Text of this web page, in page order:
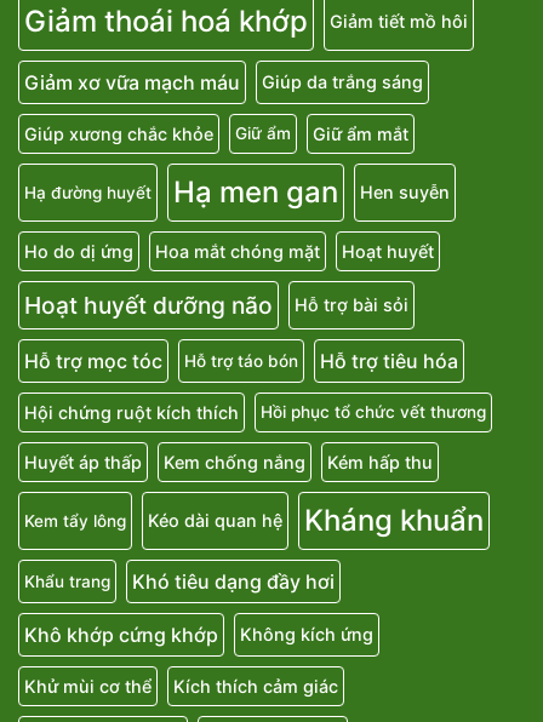
Giảm thoái hoá khớp Giảm tiết mồ hôi
Giảm xơ vữa mạch máu Giúp da trắng sáng
Giúp xương chắc khỏe Giữ ẩm Giữ ẩm mắt
Hạ đường huyết Hạ men gan Hen suyễn
Ho do dị ứng Hoa mắt chóng mặt Hoạt huyết
Hoạt huyết dưỡng não Hỗ trợ bài sỏi
Hỗ trợ mọc tóc Hỗ trợ táo bón Hỗ trợ tiêu hóa
Hội chứng ruột kích thích Hồi phục tổ chức vết thương
Huyết áp thấp Kem chống nắng Kém hấp thu
Kem tẩy lông Kéo dài quan hệ Kháng khuẩn
Khẩu trang Khó tiêu dạng đầy hơi
Khô khớp cứng khớp Không kích ứng
Khử mùi cơ thể Kích thích cảm giác